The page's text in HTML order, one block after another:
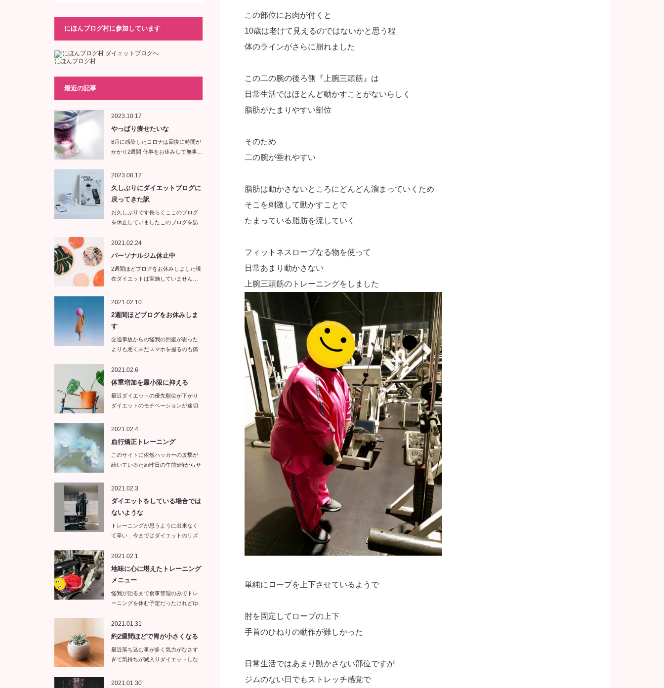
この部位にお肉が付くと
10歳は老けて見えるのではないかと思う程
体のラインがさらに崩れました
この二の腕の後ろ側『上腕三頭筋』は
日常生活ではほとんど動かすことがないらしく
脂肪がたまりやすい部位
そのため
二の腕が垂れやすい
脂肪は動かさないところにどんどん溜まっていくため
そこを刺激して動かすことで
たまっている脂肪を流していく
フィットネスロープなる物を使って
日常あまり動かさない
上腕三頭筋のトレーニングをしました
単純にロープを上下させているようで
肘を固定してロープの上下
手首のひねりの動作が難しかった
日常生活ではあまり動かさない部位ですが
ジムのない日でもストレッチ感覚で
にほんブログ村に参加しています
にほんブログ村
最近の記事
2023.10.17
やっぱり痩せたいな
8月に感染したコロナは回復に時間が
かかり2週間 仕事をお休みして無事…
2023.08.12
久しぶりにダイエットブログに
戻ってきた訳
お久しぶりです長らくここのブログ
を休止していましたこのブログを訪
2021.02.24
パーソナルジム休止中
2週間ほどブログをお休みしました現
在ダイエットは実施していません…
2021.02.10
2週間ほどブログをお休みしま
す
交通事故からの怪我の回復が思った
よりも悪く未だスマホを握るのも痛
2021.02.6
体重増加を最小限に抑える
最近ダイエットの優先順位が下がり
ダイエットのモチベーションが途切
2021.02.4
血行矯正トレーニング
このサイトに依然ハッカーの攻撃が
続いているため昨日の午前5時からサ
2021.02.3
ダイエットをしている場合では
ないような
トレーニングが思うように出来なく
て辛い…今まではダイエットのリズ
2021.02.1
地味に心に堪えたトレーニング
メニュー
怪我が治るまで食事管理のみでトレ
ーニングを休む予定だったけれどゆ
2021.01.31
約2週間ほどで胃が小さくなる
最近落ち込む事が多く気力がなさす
ぎて気持ちが滅入りダイエットしな
2021.01.30